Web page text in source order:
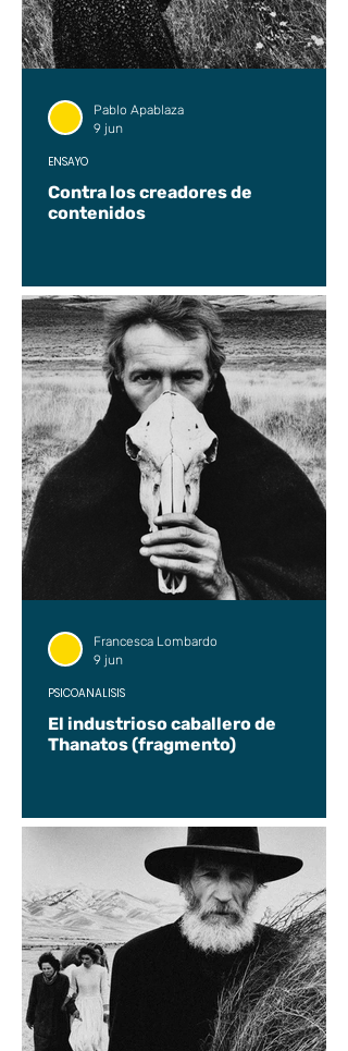
Contra los creadores de
contenidos
ENSAYO
Pablo Apablaza
9 jun
El industrioso caballero de
Thanatos (fragmento)
PSICOANÁLISIS
Francesca Lombardo
9 jun